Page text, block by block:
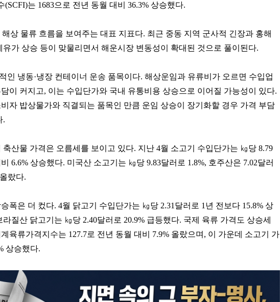
(SCFI)는 1683으로 전년 동월 대비 36.3% 상승했다.
해상 물류 흐름을 보여주는 대표 지표다. 최근 중동 지역 군사적 긴장과 홍해
유가 상승 등이 맞물리면서 해운시장 변동성이 확대된 것으로 풀이된다.
인 냉동·냉장 컨테이너 운송 품목이다. 해상운임과 유류비가 오르면 수입업
이 커지고, 이는 수입단가와 국내 유통비용 상승으로 이어질 가능성이 있다.
자 밥상물가와 직결되는 품목인 만큼 운임 상승이 장기화할 경우 가격 부담
.
축산물 가격은 오름세를 보이고 있다. 지난 4월 소고기 수입단가는 ㎏당 8.79
6.6% 상승했다. 미국산 소고기는 ㎏당 9.83달러로 1.8%, 호주산은 7.02달러
랐다.
폭은 더 컸다. 4월 닭고기 수입단가는 ㎏당 2.31 달러로 1 년 전보다 15.8% 상
라질산 닭고기는 ㎏당 2.40달러로 20.9% 급등했다. 국제 육류 가격도 상승세
육류가격지수는 127.7로 전년 동월 대비 7.9% 올랐으며 , 이 가운데 소고기 가
상승했다.